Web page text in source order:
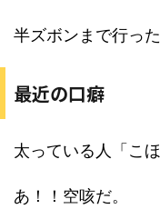
半ズボンまで行っ
最近の口癖
太っている人「こ
あ！！空咳だ。